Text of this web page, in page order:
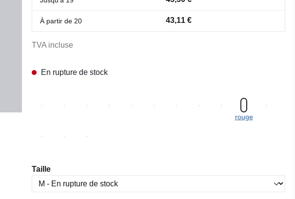
À partir de 20 43,11 €
TVA incluse
En rupture de stock
rouge
Sélectionnez
Taille